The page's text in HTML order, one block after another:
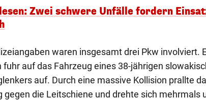
Zwei schwere Unfälle fordern
waren insgesamt drei Pkw involviert.
fuhr auf das Fahrzeug eines 38-jährigen
auf. Durch eine massive Kollision prallte
gegen die Leitschiene und drehte sich mehrmals